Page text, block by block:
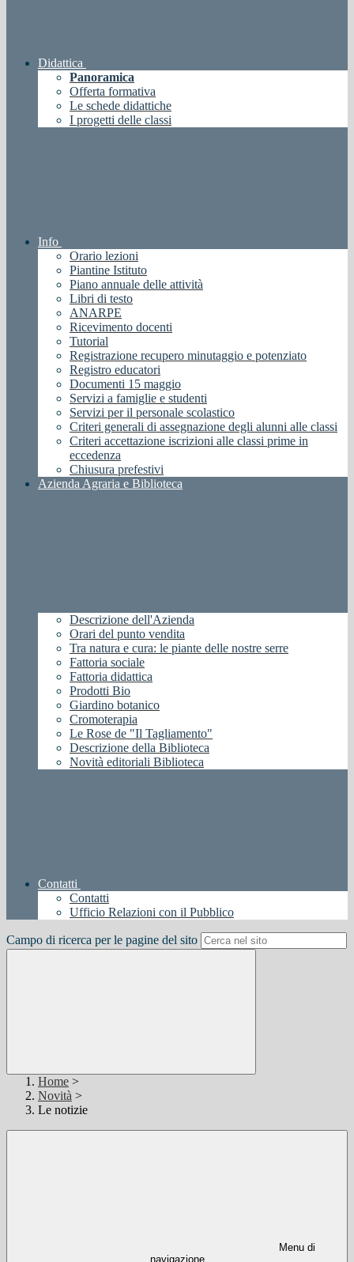
Didattica
Panoramica
Offerta formativa
Le schede didattiche
I progetti delle classi
Info
Orario lezioni
Piantine Istituto
Piano annuale delle attività
Libri di testo
ANARPE
Ricevimento docenti
Tutorial
Registrazione recupero minutaggio e potenziato
Registro educatori
Documenti 15 maggio
Servizi a famiglie e studenti
Servizi per il personale scolastico
Criteri generali di assegnazione degli alunni alle classi
Criteri accettazione iscrizioni alle classi prime in
eccedenza
Chiusura prefestivi
Azienda Agraria e Biblioteca
Descrizione dell'Azienda
Orari del punto vendita
Tra natura e cura: le piante delle nostre serre
Fattoria sociale
Fattoria didattica
Prodotti Bio
Giardino botanico
Cromoterapia
Le Rose de "Il Tagliamento"
Descrizione della Biblioteca
Novità editoriali Biblioteca
Contatti
Contatti
Ufficio Relazioni con il Pubblico
Campo di ricerca per le pagine del sito
Home >
Novità >
Le notizie
Menu di
navigazione